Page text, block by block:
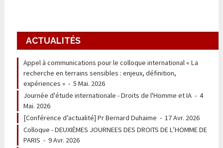
ACTUALITÉS
Appel à communications pour le colloque international « La
recherche en terrains sensibles : enjeux, définition,
expériences »- 5 Mai. 2026
Journée d'étude internationale - Droits de l'Homme et IA- 4
Mai. 2026
[Conférence d’actualité] Pr Bernard Duhaime - 17 Avr. 2026
Colloque - DEUXIÈMES JOURNEES DES DROITS DE L’HOMME DE
PARIS - 9 Avr. 2026